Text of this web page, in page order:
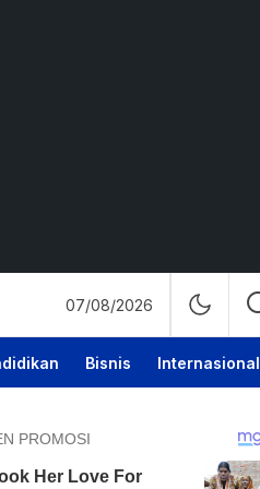
07/08/2026
Bisnis Internasional